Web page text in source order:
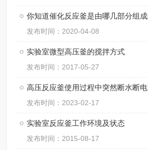
你知道催化反应釜是由哪几部分组成
发布时间：2020-04-08
实验室微型高压釜的搅拌方式
发布时间：2017-05-27
高压反应釜使用过程中突然断水断
发布时间：2023-02-17
实验室反应釜工作环境及状态
发布时间：2015-08-17